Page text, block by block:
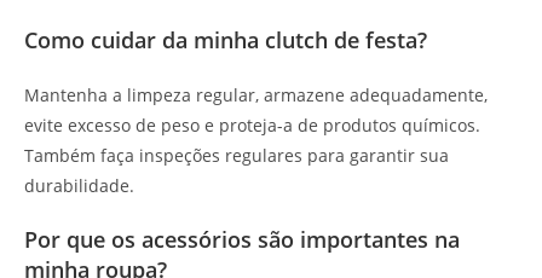
Como cuidar da minha clutch de festa?
Mantenha a limpeza regular, armazene adequadamente,
evite excesso de peso e proteja-a de produtos químicos.
Também faça inspeções regulares para garantir sua
durabilidade.
Por que os acessórios são importantes na
minha roupa?